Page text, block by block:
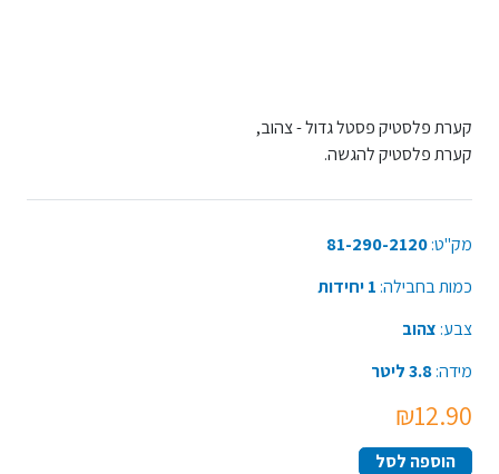
קערת פלסטיק פסטל גדול - צהוב,
קערת פלסטיק להגשה.
מק"ט:81-290-2120
כמות בחבילה: 1 יחידות
צבע: צהוב
מידה:3.8 ליטר
₪12.90
הוספה לסל